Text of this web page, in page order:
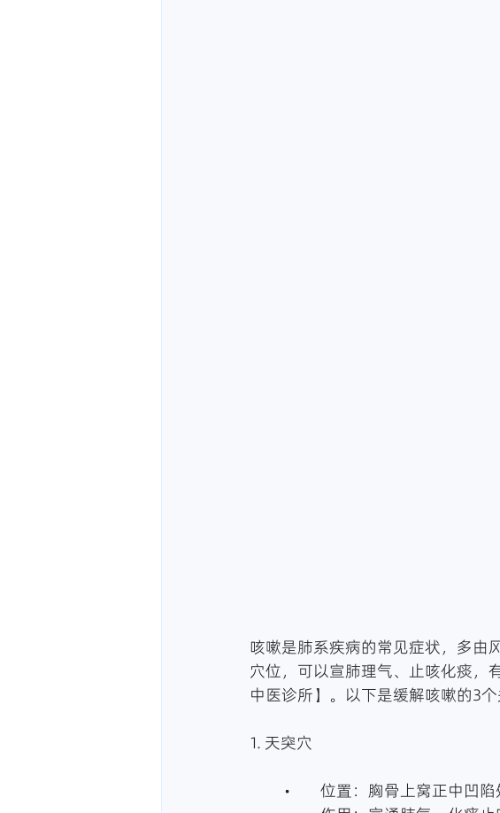
咳嗽是肺系疾病的常见症状，多由
穴位，可以宣肺理气、止咳化痰，
中医诊所】。以下是缓解咳嗽的3个
1. 天突穴
•	位置：胸骨上窝正中凹